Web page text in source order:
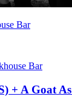
Bar
Bar
+ A Goat